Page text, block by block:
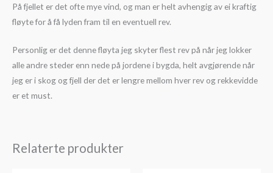
På fjellet er det ofte mye vind, og man er helt avhengig av ei kraftig
fløyte for å få lyden fram til en eventuell rev.
Personlig er det denne fløyta jeg skyter flest rev på når jeg lokker
alle andre steder enn nede på jordene i bygda, helt avgjørende når
jeg er i skog og fjell der det er lengre mellom hver rev og rekkevidde
er et must.
Relaterte produkter